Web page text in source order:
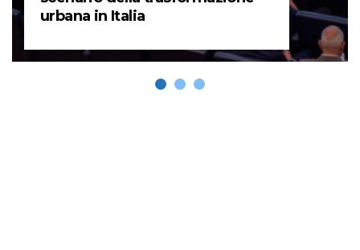
urbana in Italia